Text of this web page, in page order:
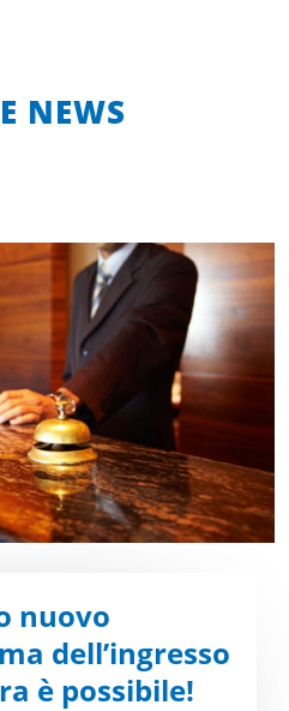
NEWS
nuovo
dell’ingresso
è possibile!